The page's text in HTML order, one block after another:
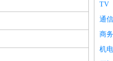
TV
通
商
机